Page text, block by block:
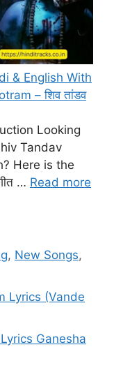
& English With
– शिव तांडव
Looking
Tandav
Here is the
… Read more
, New Songs,
Lyrics (Vande
Ganesha